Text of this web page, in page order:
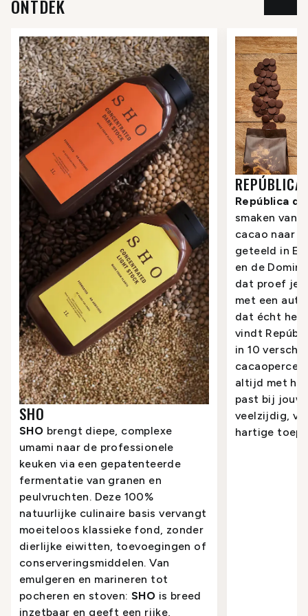
ONTDEK
SHO
SHO brengt diepe, complexe
umami naar de professionele
keuken via een gepatenteerde
fermentatie van granen en
peulvruchten. Deze 100%
natuurlijke culinaire basis vervangt
moeiteloos klassieke fond, zonder
dierlijke eiwitten, toevoegingen of
conserveringsmiddelen. Van
emulgeren en marineren tot
pocheren en stoven: SHO is breed
inzetbaar en geeft een rijke,
República
smaken van
cacao naar
geteeld in
en de
dat proef je.
met een
dat écht het
vindt
in 10
altijd met
past bij jouw
veelzijdig,
hartige